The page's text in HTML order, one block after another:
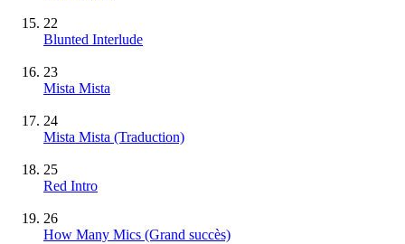
22
Blunted Interlude
23
Mista Mista
24
Mista Mista (Traduction)
25
Red Intro
26
How Many Mics (Grand succès)